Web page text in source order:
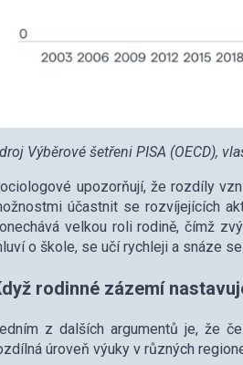
Výběrové šetřeni PISA (OECD),
upozorňují, že rozdíly
účastnit se rozvíjejících
velkou roli rodině, čímž
o škole, se učí rychleji a snáze
rodinné zázemí
z dalších argumentů je, že
úroveň výuky v různých